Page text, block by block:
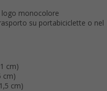
logo monocolore
su portabiciclette o nel
cm)
cm)
cm)